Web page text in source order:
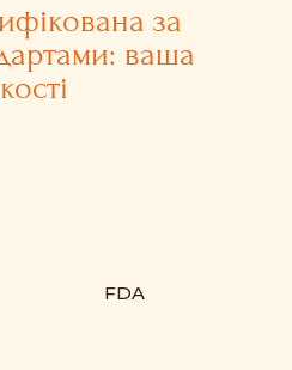
FDA
за
ваша